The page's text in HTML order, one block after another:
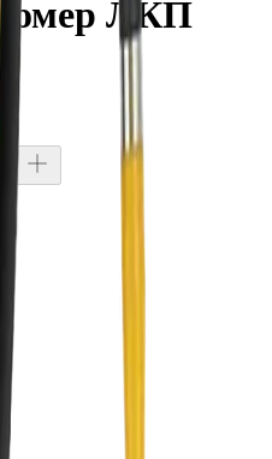
ЛКП